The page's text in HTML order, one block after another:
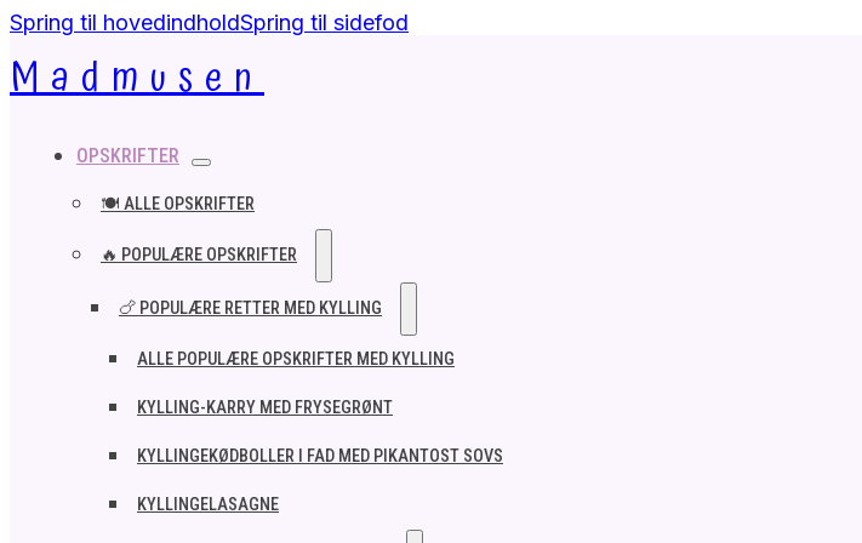
Spring til hovedindholdSpring til sidefod
Madmusen
OPSKRIFTER
🍽️ ALLE OPSKRIFTER
🔥 POPULÆRE OPSKRIFTER
🍗 POPULÆRE RETTER MED KYLLING
ALLE POPULÆRE OPSKRIFTER MED KYLLING
KYLLING-KARRY MED FRYSEGRØNT
KYLLINGEKØDBOLLER I FAD MED PIKANTOST SOVS
KYLLINGELASAGNE